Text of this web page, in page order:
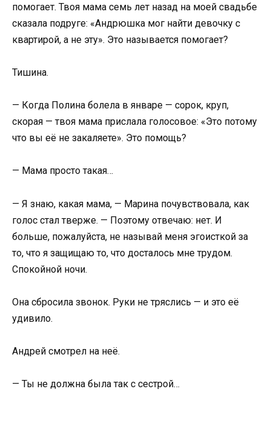
помогает. Твоя мама семь лет назад на моей свадьбе
сказала подруге: «Андрюшка мог найти девочку с
квартирой, а не эту». Это называется помогает?
Тишина.
— Когда Полина болела в январе — сорок, круп,
скорая — твоя мама прислала голосовое: «Это потому
что вы её не закаляете». Это помощь?
— Мама просто такая…
— Я знаю, какая мама, — Марина почувствовала, как
голос стал тверже. — Поэтому отвечаю: нет. И
больше, пожалуйста, не называй меня эгоисткой за
то, что я защищаю то, что досталось мне трудом.
Спокойной ночи.
Она сбросила звонок. Руки не тряслись — и это её
удивило.
Андрей смотрел на неё.
— Ты не должна была так с сестрой…